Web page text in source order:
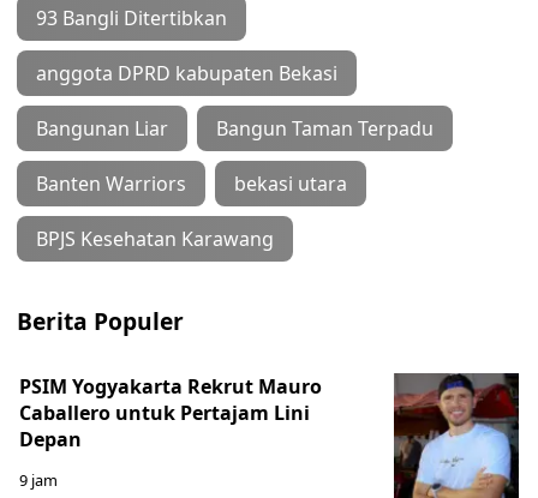
93 Bangli Ditertibkan
anggota DPRD kabupaten Bekasi
Bangunan Liar Bangun Taman Terpadu
Banten Warriors bekasi utara
BPJS Kesehatan Karawang
Berita Populer
PSIM Yogyakarta Rekrut Mauro
Caballero untuk Pertajam Lini
Depan
9 jam